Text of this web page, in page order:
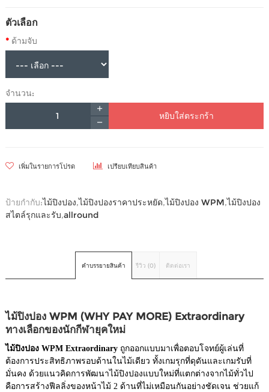
ตัวเลือก
ด้ามจับ
จำนวน:
หยิบใส่ตระกร้า
เพิ่มในรายการโปรด เปรียบเทียบสินค้า
ป้ายกำกับ:ไม้ปิงปอง,ไม้ปิงปองราคาประหยัด,ไม้ปิงปอง WPM,ไม้ปิงปอง
สไตล์รุกและรับ,allround
คำบรรยายสินค้า รีวิว (0) ติดต่อเรา
ไม้ปิงปอง WPM (WHY PAY MORE) Extraordinary
ทางเลือกของนักกีฬายุคใหม่
ไม้ปิงปอง WPM Extraordinary ถูกออกแบบมาเพื่อตอบโจทย์ผู้เล่นที่
ต้องการประสิทธิภาพรอบด้านในไม้เดียว ทั้งเกมรุกที่ดุดันและเกมรับที่
มั่นคง ด้วยแนวคิดการพัฒนาไม้ปิงปองแบบใหม่ที่แตกต่างจากไม้ทั่วไป
คือการสร้างฟีลลิ่งของหน้าไม้ 2 ด้านที่ไม่เหมือนกันอย่างชัดเจน ช่วยแก้